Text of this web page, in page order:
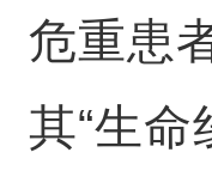
危重患
其“生命